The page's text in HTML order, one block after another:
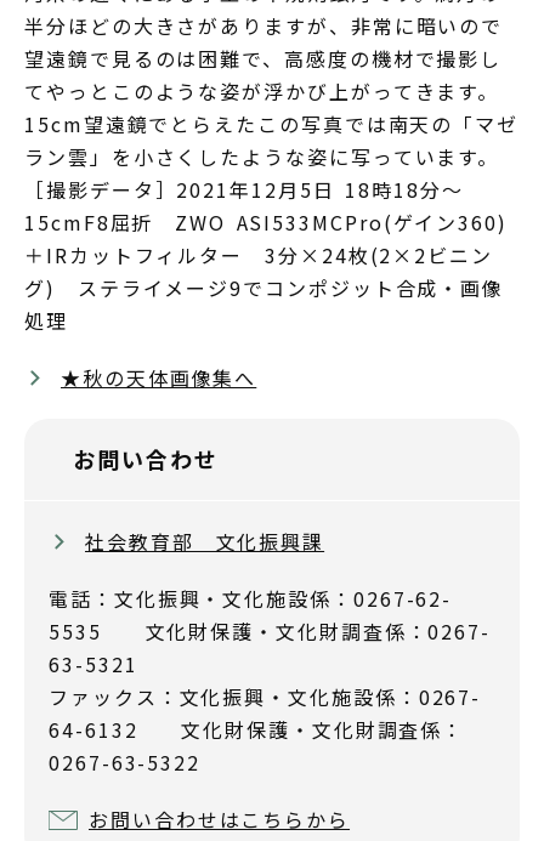
半分ほどの大きさがありますが、非常に暗いので
望遠鏡で見るのは困難で、高感度の機材で撮影し
てやっとこのような姿が浮かび上がってきます。
15cm望遠鏡でとらえたこの写真では南天の「マゼ
ラン雲」を小さくしたような姿に写っています。
［撮影データ］2021年12月5日 18時18分～
15cmF8屈折 ZWO ASI533MCPro(ゲイン360)
＋IRカットフィルター 3分×24枚(2×2ビニン
グ) ステライメージ9でコンポジット合成・画像
処理
★秋の天体画像集へ
お問い合わせ
社会教育部 文化振興課
電話：文化振興・文化施設係：0267-62-
5535 文化財保護・文化財調査係：0267-
63-5321
ファックス：文化振興・文化施設係：0267-
64-6132 文化財保護・文化財調査係：
0267-63-5322
お問い合わせはこちらから